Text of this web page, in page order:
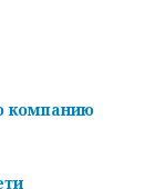
компанию